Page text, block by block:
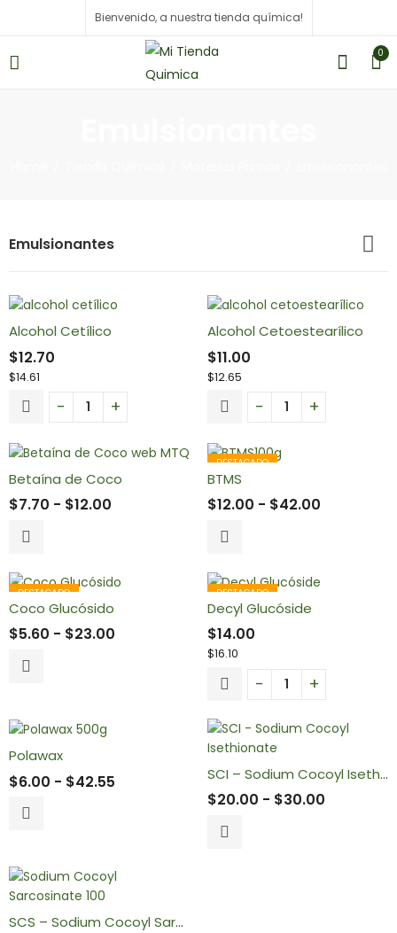
Bienvenido, a nuestra tienda química!
0
Emulsionantes
Alcohol Cetílico
$12.70
$14.61
Alcohol Cetoestearílico
$11.00
$12.65
Betaína de Coco
$7.70 - $12.00
DESTACADO
BTMS
$12.00 - $42.00
DESTACADO
Coco Glucósido
$5.60 - $23.00
DESTACADO
Decyl Glucóside
$14.00
$16.10
Polawax
$6.00 - $42.55 SCI – Sodium Cocoyl Isethionate
$20.00 - $30.00
SCS – Sodium Cocoyl Sarcosinate